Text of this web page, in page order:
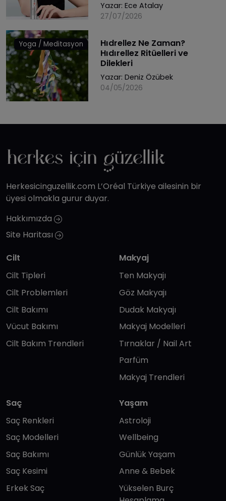
Yazar: Ece Atalay
27/07/2026
Yoga / Meditasyon
Hıdrellez Ne Zaman?
Hıdırellez Ritüelleri ve
Dilekleri
Yazar: Deniz Özübek
04/05/2026
Herkesicinguzellik.com L’Oréal Türkiye ailesinin bir
üyesi olmakla gurur duyar.
Hakkımızda
Site Haritası
Cilt
Cilt Tipleri
Cilt Problemleri
Cilt Bakımı
Vücut Bakımı
Cilt Bakım Trendleri
Makyaj
Ten Makyajı
Göz Makyajı
Dudak Makyajı
Makyaj Modelleri
Tırnaklar / Nail Art
Parfüm
Makyaj Trendleri
Saç
Saç Renkleri
Saç Modelleri
Saç Bakımı
Saç Kesimi
Erkek Saç
Yaşam
Astroloji
Wellbeing
Günlük Yaşam
Anne & Bebek
Yükselen Burç